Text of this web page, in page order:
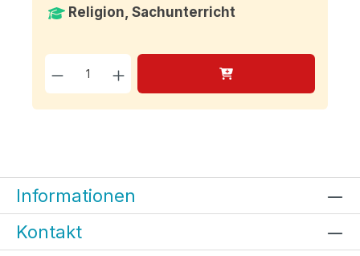
Religion, Sachunterricht
Produkt Anzahl: Gib den
Informationen
Kontakt